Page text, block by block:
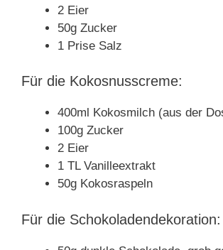
2 Eier
50g Zucker
1 Prise Salz
Für die Kokosnusscreme:
400ml Kokosmilch (aus der
100g Zucker
2 Eier
1 TL Vanilleextrakt
50g Kokosraspeln
Für die Schokoladendekoration: